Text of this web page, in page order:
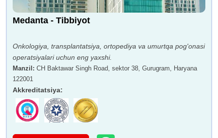
Medanta - Tibbiyot
Onkologiya, transplantatsiya, ortopediya va umurtqa pog'onasi
operatsiyalari uchun eng yaxshi.
Manzil : CH Baktawar Singh Road, sektor 38, Gurugram, Haryana
122001
Akkreditatsiya: